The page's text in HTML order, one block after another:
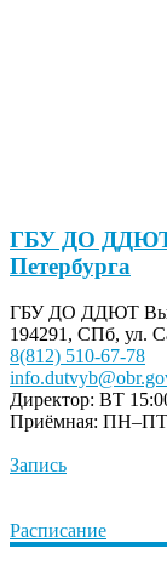
ГБУ ДО ДДЮТ
Петербурга
ГБУ ДО ДДЮТ
194291, СПб, ул.
8(812) 510-67-78
Директор: ВТ
Приёмная: ПН–ПТ
Запись
Расписание